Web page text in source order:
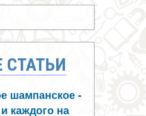
шампанское -
каждого на